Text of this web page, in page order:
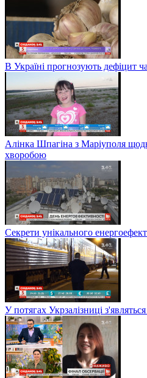
В Україні прогнозують дефіцит
Алінка Шпагіна з Маріуполя
хворобою
Секрети унікального
У потягах Укрзалізниці